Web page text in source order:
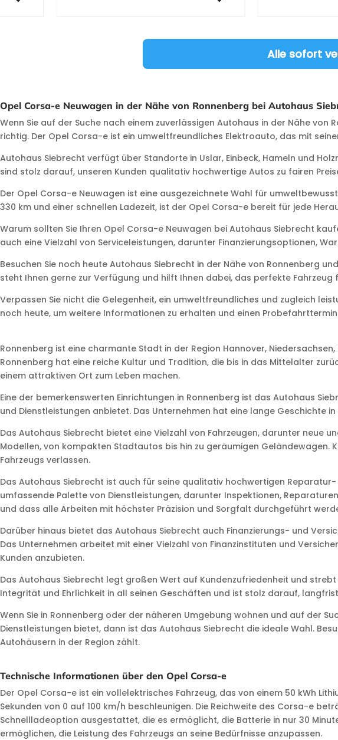
Alle sofort
Opel Corsa-e Neuwagen in der Nähe von Ronnenberg bei Autohaus
Wenn Sie auf der Suche nach einem zuverlässigen Autohaus in der Nähe
richtig. Der Opel Corsa-e ist ein umweltfreundliches Elektroauto, das mit
Autohaus Siebrecht verfügt über Standorte in Uslar, Einbeck, Hameln und
sind stolz darauf, unseren Kunden qualitativ hochwertige Autos zu fairen
Der Opel Corsa-e Neuwagen ist eine ausgezeichnete Wahl für
330 km und einer schnellen Ladezeit, ist der Opel Corsa-e bereit für jede
Warum sollten Sie Ihren Opel Corsa-e Neuwagen bei Autohaus Siebrecht
auch eine Vielzahl von Serviceleistungen, darunter Finanzierungsoptionen,
Besuchen Sie noch heute Autohaus Siebrecht in der Nähe von Ronnenberg
steht Ihnen gerne zur Verfügung und hilft Ihnen dabei, das perfekte Fahrzeug
Verpassen Sie nicht die Gelegenheit, ein umweltfreundliches und zugleich
noch heute, um weitere Informationen zu erhalten und einen
Ronnenberg ist eine charmante Stadt in der Region Hannover,
Ronnenberg hat eine reiche Kultur und Tradition, die bis in das Mittelalter
einem attraktiven Ort zum Leben machen.
Eine der bemerkenswerten Einrichtungen in Ronnenberg ist das Autohaus
und Dienstleistungen anbietet. Das Unternehmen hat eine lange Geschichte
Das Autohaus Siebrecht bietet eine Vielzahl von Fahrzeugen, darunter neue
Modellen, von kompakten Stadtautos bis hin zu geräumigen
Fahrzeugs verlassen.
Das Autohaus Siebrecht ist auch für seine qualitativ hochwertigen
umfassende Palette von Dienstleistungen, darunter Inspektionen,
und dass alle Arbeiten mit höchster Präzision und Sorgfalt durchgeführt
Darüber hinaus bietet das Autohaus Siebrecht auch Finanzierungs- und
Das Unternehmen arbeitet mit einer Vielzahl von Finanzinstituten und
Kunden anzubieten.
Das Autohaus Siebrecht legt großen Wert auf Kundenzufriedenheit und
Integrität und Ehrlichkeit in all seinen Geschäften und ist stolz darauf,
Wenn Sie in Ronnenberg oder der näheren Umgebung wohnen und auf der
Dienstleistungen bietet, dann ist das Autohaus Siebrecht die ideale Wahl.
Autohäusern in der Region zählt.
Technische Informationen über den Opel Corsa-e
Der Opel Corsa-e ist ein vollelektrisches Fahrzeug, das von einem 50 kWh
Sekunden von 0 auf 100 km/h beschleunigen. Die Reichweite des Corsa-e
Schnellladeoption ausgestattet, die es ermöglicht, die Batterie in nur 30
ermöglichen, die Leistung des Fahrzeugs an seine Bedürfnisse anzupassen.